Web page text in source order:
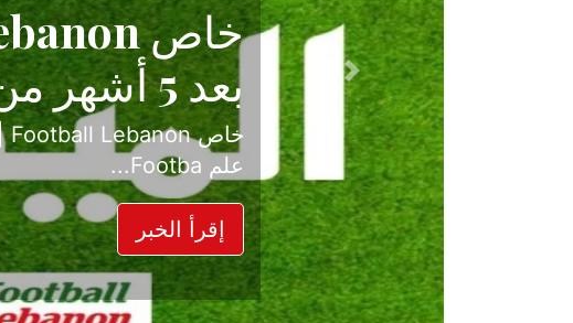
حكاية نجاح
الدرجة الأولى
بعد موسم حافل بالإثارة
حسم ل...
إقرأ الخبر
Previous